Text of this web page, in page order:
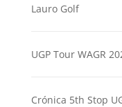
Lauro Golf
UGP Tour WAGR
Crónica 5th Stop